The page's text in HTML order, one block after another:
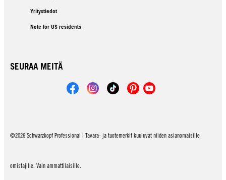
Yritystiedot
Note for US residents
SEURAA MEITÄ
©2026 Schwarzkopf Professional | Tavara- ja tuotemerkit kuuluvat niiden asianomaisille
omistajille. Vain ammattilaisille.